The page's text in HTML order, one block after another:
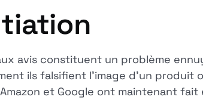
avis constituent un problème
ils falsifient l'image d'un produit
et Google ont maintenant